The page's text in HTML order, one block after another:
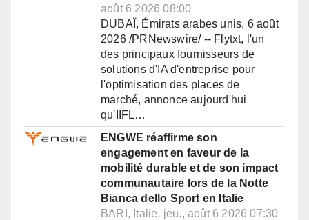
août 6 2026 08:00
DUBAÏ, Émirats arabes unis, 6 août
2026 /PRNewswire/ -- Flytxt, l'un
des principaux fournisseurs de
solutions d'IA d'entreprise pour
l'optimisation des places de
marché, annonce aujourd'hui
qu'IIFL…
ENGWE réaffirme son
engagement en faveur de la
mobilité durable et de son impact
communautaire lors de la Notte
Bianca dello Sport en Italie
BARI, Italie, jeu., août 6 2026 07:30